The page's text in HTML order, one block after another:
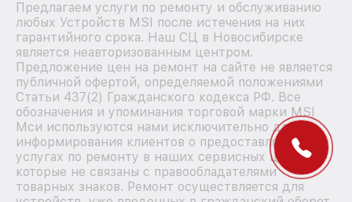
Предлагаем услуги по ремонту и обслуживанию
любых Устройств MSI после истечения на них
гарантийного срока. Наш СЦ в Новосибирске
является неавторизованным центром.
Предложение цен на ремонт на сайте не является
публичной офертой, определяемой положениями
Статьи 437(2) Гражданского кодекса РФ. Все
обозначения и упоминания торговой марки MSI
Мси используются нами исключительно для
информирования клиентов о предоставляемых
услугах по ремонту в наших сервисных центрах,
которые не связаны с правообладателями
товарных знаков. Ремонт осуществляется для